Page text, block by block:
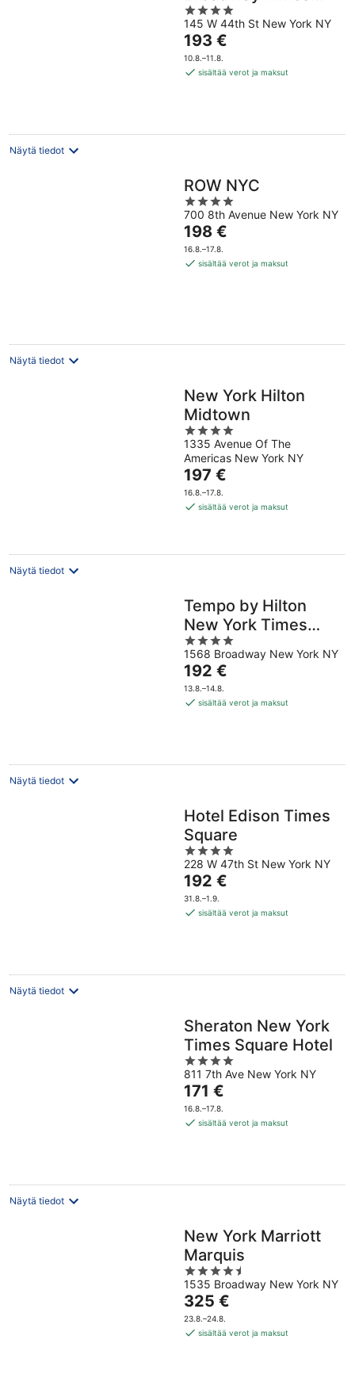
Square
4
out
of
5
145 W 44th St New York NY
Hinta
on
193 €
193 €
10.8.–11.8.
sisältää verot ja maksut
Näytä tiedot
ROW NYC
4
out
of
5
700 8th Avenue New York NY
Hinta
on
198 €
198 €
16.8.–17.8.
sisältää verot ja maksut
Näytä tiedot
New York Hilton
Midtown
4
out
of
5
1335 Avenue Of The
Americas New York NY
Hinta
on
197 €
197 €
16.8.–17.8.
sisältää verot ja maksut
Näytä tiedot
Tempo by Hilton
New York Times
Square
4
out
of
5
1568 Broadway New York NY
Hinta
on
192 €
192 €
13.8.–14.8.
sisältää verot ja maksut
Näytä tiedot
Hotel Edison Times
Square
4
out
of
5
228 W 47th St New York NY
Hinta
on
192 €
192 €
31.8.–1.9.
sisältää verot ja maksut
Näytä tiedot
Sheraton New York
Times Square Hotel
4
out
of
5
811 7th Ave New York NY
Hinta
on
171 €
171 €
16.8.–17.8.
sisältää verot ja maksut
Näytä tiedot
New York Marriott
Marquis
4.5
out
of
5
1535 Broadway New York NY
Hinta
on
325 €
325 €
23.8.–24.8.
sisältää verot ja maksut